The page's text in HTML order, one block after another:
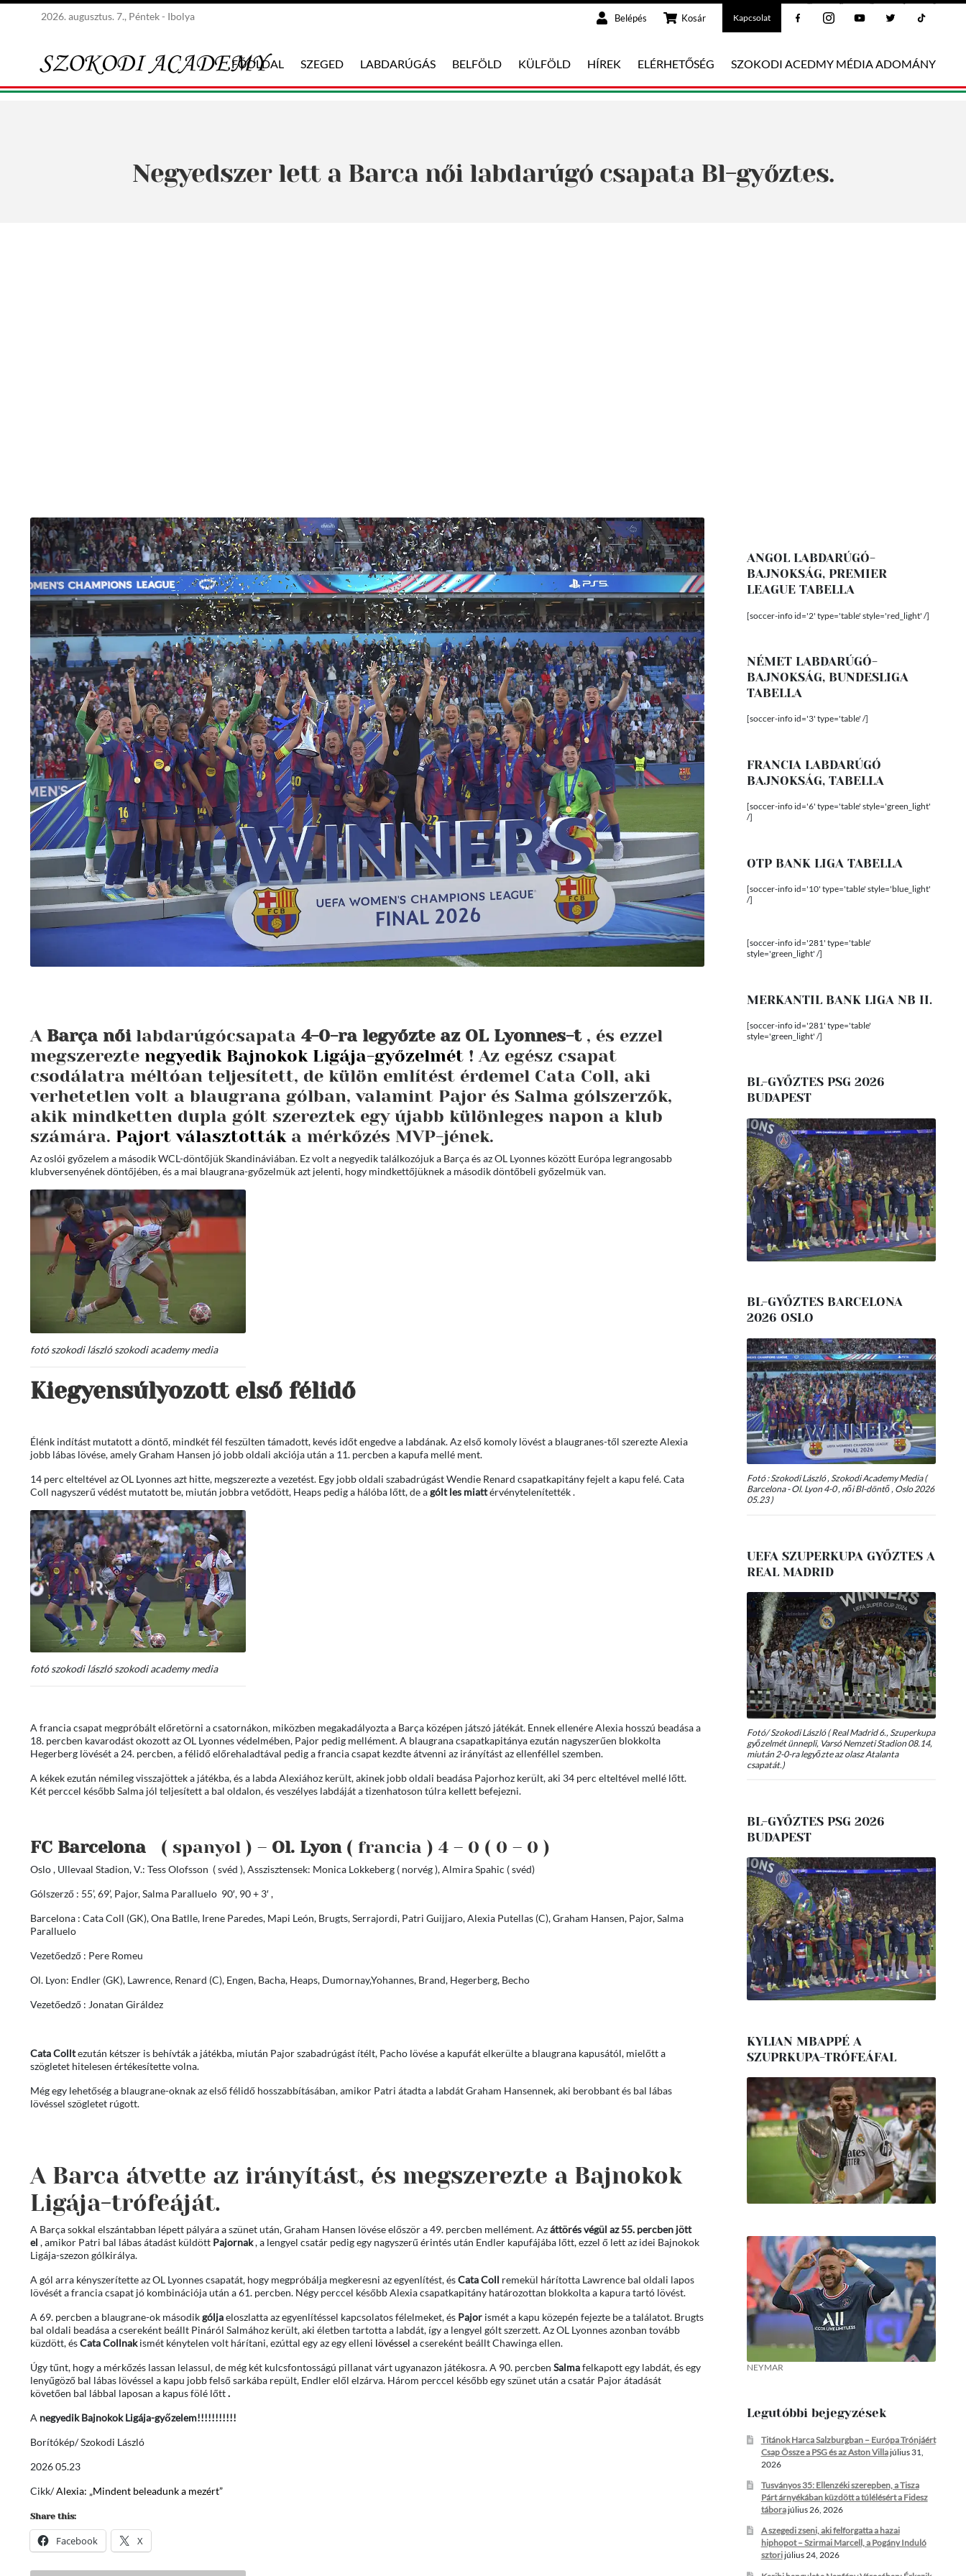
2026. augusztus. 7., Péntek - Ibolya Belépés Kosár Kapcsolat
FŐOLDAL SZEGED LABDARÚGÁS BELFÖLD KÜLFÖLD HÍREK ELÉRHETŐSÉG SZOKODI ACEDMY MÉDIA ADOMÁNY
Negyedszer lett a Barca női labdarúgó csapata Bl-győztes.
A Barça nőilabdarúgócsapata 4-0-ra legyőzte az OL Lyonnes-t, és ezzel
megszerezte negyedik Bajnokok Ligája-győzelmét! Az egész csapat
csodálatra méltóan teljesített, de külön említést érdemel Cata Coll, aki
verhetetlen volt a blaugrana gólban, valamint Pajor és Salma gólszerzők,
akik mindketten dupla gólt szereztek egy újabb különleges napon a klub
számára. Pajort választottáka mérkőzés MVP-jének.
Az oslói győzelem a második WCL-döntőjük Skandináviában. Ez volt a negyedik találkozójuk a Barça és az OL Lyonnes között Európa legrangosabb
klubversenyének döntőjében, és a mai blaugrana-győzelmük azt jelenti, hogy mindkettőjüknek a második döntőbeli győzelmük van.
fotó szokodi lászló szokodi academy media
Kiegyensúlyozott első félidő
Élénk indítást mutatott a döntő, mindkét fél feszülten támadott, kevés időt engedve a labdának. Az első komoly lövést a blaugranes-től szerezte Alexia
jobb lábas lövése, amely Graham Hansen jó jobb oldali akciója után a 11. percben a kapufa mellé ment.
14 perc elteltével az OL Lyonnes azt hitte, megszerezte a vezetést. Egy jobb oldali szabadrúgást Wendie Renard csapatkapitány fejelt a kapu felé. Cata
Coll nagyszerű védést mutatott be, miután jobbra vetődött, Heaps pedig a hálóba lőtt, de agóltles miattérvénytelenítették .
fotó szokodi lászló szokodi academy media
A francia csapat megpróbált előretörni a csatornákon, miközben megakadályozta a Barça középen játszó játékát. Ennek ellenére Alexia hosszú beadása a
18. percben kavarodást okozott az OL Lyonnes védelmében, Pajor pedig mellément. A blaugrana csapatkapitánya ezután nagyszerűen blokkolta
Hegerberg lövését a 24. percben, a félidő előrehaladtával pedig a francia csapat kezdte átvenni az irányítást az ellenféllel szemben.
A kékek ezután némileg visszajöttek a játékba, és a labda Alexiához került, akinek jobb oldali beadása Pajorhoz került, aki 34 perc elteltével mellé lőtt.
Két perccel később Salma jól teljesített a bal oldalon, és veszélyes labdáját a tizenhatoson túlra kellett befejezni.
FC Barcelona( spanyol ) – Ol. Lyon( francia ) 4 – 0 ( 0 – 0 )
Oslo , Ullevaal Stadion, V.: Tess Olofsson ( svéd ), Asszisztensek: Monica Lokkeberg ( norvég ), Almira Spahic ( svéd)
Gólszerző : 55’, 69’, Pajor, Salma Paralluelo 90′, 90 + 3′ ,
Barcelona : Cata Coll (GK), Ona Batlle, Irene Paredes, Mapi León, Brugts, Serrajordi, Patri Guijjaro, Alexia Putellas (C), Graham Hansen, Pajor, Salma
Paralluelo
Vezetőedző : Pere Romeu
Ol. Lyon: Endler (GK), Lawrence, Renard (C), Engen, Bacha, Heaps, Dumornay,Yohannes, Brand, Hegerberg, Becho
Vezetőedző : Jonatan Giráldez
Cata Colltezután kétszer is behívták a játékba, miután Pajor szabadrúgást ítélt, Pacho lövése a kapufát elkerülte a blaugrana kapusától, mielőtt a
szögletet hitelesen értékesítette volna.
Még egy lehetőség a blaugrane-oknak az első félidő hosszabbításában, amikor Patri átadta a labdát Graham Hansennek, aki berobbant és bal lábas
lövéssel szögletet rúgott.
A Barca átvette az irányítást, és megszerezte a Bajnokok
Ligája-trófeáját.
A Barça sokkal elszántabban lépett pályára a szünet után, Graham Hansen lövése először a 49. percben mellément. Azáttörés végül az 55. percben jött
el , amikor Patri bal lábas átadást küldött Pajornak, a lengyel csatár pedig egy nagyszerű érintés után Endler kapufájába lőtt, ezzel ő lett az idei Bajnokok
Ligája-szezon gólkirálya.
A gól arra kényszerítette az OL Lyonnes csapatát, hogy megpróbálja megkeresni az egyenlítést, ésCata Coll remekül hárította Lawrence bal oldali lapos
lövését a francia csapat jó kombinációja után a 61. percben. Négy perccel később Alexia csapatkapitány határozottan blokkolta a kapura tartó lövést.
A 69. percben a blaugrane-ok másodikgóljaeloszlatta az egyenlítéssel kapcsolatos félelmeket, és Pajorismét a kapu közepén fejezte be a találatot. Brugts
bal oldali beadása a csereként beállt Pináról Salmához került, aki életben tartotta a labdát, így a lengyel gólt szerzett. Az OL Lyonnes azonban tovább
küzdött, ésCata Collnakismét kénytelen volt hárítani, ezúttal egy az egy elleni lövéssel a csereként beállt Chawinga ellen.
Úgy tűnt, hogy a mérkőzés lassan lelassul, de még két kulcsfontosságú pillanat várt ugyanazon játékosra. A 90. percben Salmafelkapott egy labdát, és egy
lenyűgöző bal lábas lövéssel a kapu jobb felső sarkába repült, Endler elől elzárva. Három perccel később egy szünet után a csatár Pajor átadását
követően bal lábbal laposan a kapus fölé lőtt.
A negyedik Bajnokok Ligája-győzelem!!!!!!!!!!!
Borítókép/ Szokodi László
2026 05.23
Cikk/Alexia: „Mindent beleadunk a mezért”
Share this:
Facebook X
ANGOL LABDARÚGÓ-
BAJNOKSÁG, PREMIER
LEAGUE TABELLA
[soccer-info id='2' type='table' style='red_light' /]
NÉMET LABDARÚGÓ-
BAJNOKSÁG, BUNDESLIGA
TABELLA
[soccer-info id='3' type='table' /]
FRANCIA LABDARÚGÓ
BAJNOKSÁG, TABELLA
[soccer-info id='6' type='table' style='green_light'
/]
OTP BANK LIGA TABELLA
[soccer-info id='10' type='table' style='blue_light'
/]
[soccer-info id='281' type='table'
style='green_light' /]
MERKANTIL BANK LIGA NB II.
[soccer-info id='281' type='table'
style='green_light' /]
BL-GYŐZTES PSG 2026
BUDAPEST
BL-GYŐZTES BARCELONA
2026 OSLO
Fotó : Szokodi László , Szokodi Academy Media (
Barcelona - Ol. Lyon 4-0 , női Bl-döntő , Oslo 2026
05.23 )
UEFA SZUPERKUPA GYŐZTES A
REAL MADRID
Fotó/ Szokodi László ( Real Madrid 6., Szuperkupa
győzelmét ünnepli, Varsó Nemzeti Stadion 08.14,
miután 2-0-ra legyőzte az olasz Atalanta
csapatát.)
BL-GYŐZTES PSG 2026
BUDAPEST
KYLIAN MBAPPÉ A
SZUPRKUPA-TRÓFEÁFAL
NEYMAR
Legutóbbi bejegyzések
Titánok Harca Salzburgban – Európa Trónjáért
Csap Össze a PSG és az Aston Villajúlius 31,
2026
Tusványos 35: Ellenzéki szerepben, a Tisza
Párt árnyékában küzdött a túlélésért a Fidesz
táborajúlius 26, 2026
A szegedi zseni, aki felforgatta a hazai
hiphopot – Szirmai Marcell, a Pogány Induló
sztorijúlius 24, 2026